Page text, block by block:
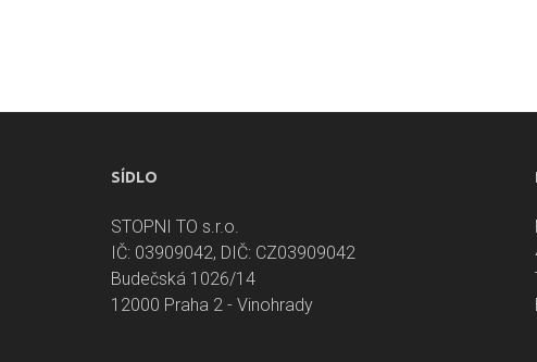
SÍDLO
STOPNI TO s.r.o.
IČ: 03909042, DIČ: CZ03909042
Budečská 1026/14
12000 Praha 2 - Vinohrady